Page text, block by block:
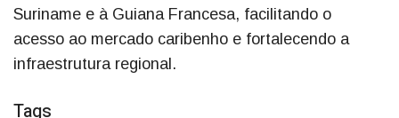
Suriname e à Guiana Francesa, facilitando o
acesso ao mercado caribenho e fortalecendo a
infraestrutura regional.
Tags